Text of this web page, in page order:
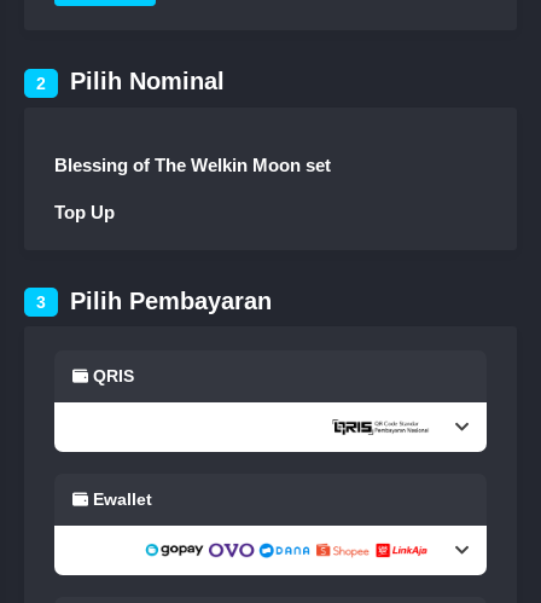
2 Pilih Nominal
Blessing of The Welkin Moon set
Top Up
3 Pilih Pembayaran
QRIS
Ewallet